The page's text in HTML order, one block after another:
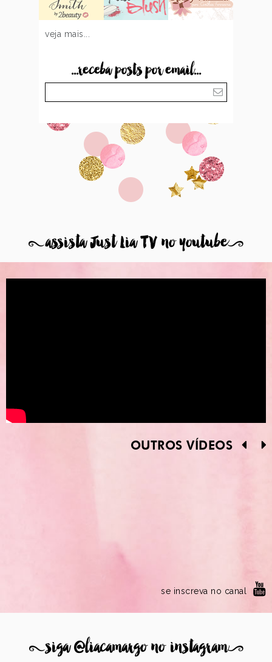
veja mais...
...receba posts por email...
8assista Just Lia TV no youtube9
OUTROS VÍDEOS
se inscreva no canal
8siga @liacamargo no instagram9